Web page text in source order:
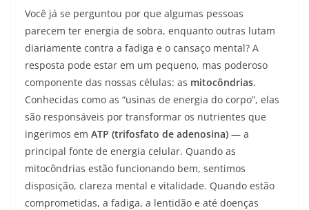
Você já se perguntou por que algumas pessoas
parecem ter energia de sobra, enquanto outras lutam
diariamente contra a fadiga e o cansaço mental? A
resposta pode estar em um pequeno, mas poderoso
componente das nossas células: as mitocôndrias.
Conhecidas como as “usinas de energia do corpo”, elas
são responsáveis por transformar os nutrientes que
ingerimos em ATP (trifosfato de adenosina) — a
principal fonte de energia celular. Quando as
mitocôndrias estão funcionando bem, sentimos
disposição, clareza mental e vitalidade. Quando estão
comprometidas, a fadiga, a lentidão e até doenças